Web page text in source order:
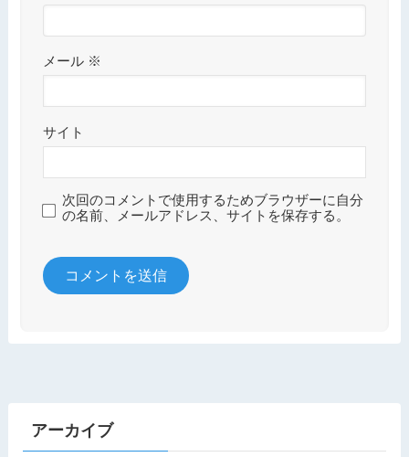
メール ※
サイト
次回のコメントで使用するためブラウザーに自分
の名前、メールアドレス、サイトを保存する。
アーカイブ